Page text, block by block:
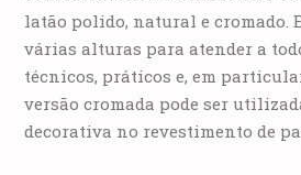
latão polido, natural e cromado.
várias alturas para atender a
técnicos, práticos e, em
versão cromada pode ser
decorativa no revestimento de